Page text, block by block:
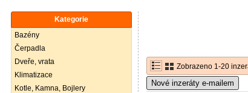
Kategorie
Bazény
Čerpadla
Dveře, vrata
Klimatizace
Kotle, Kamna, Bojlery
Zobrazeno 1-20
Nové inzeráty e-mailem